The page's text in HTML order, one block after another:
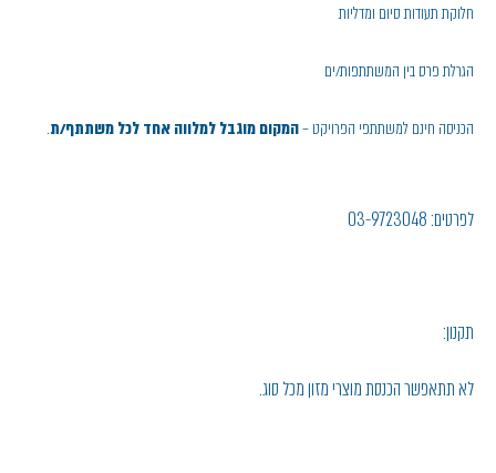
חלוקת תעודות סיום ומדליות
הגרלת פרס בין המשתתפות/ים
הכניסה חינם למשתתפי הפרויקט –המקום מוגבל למלווה אחד לכל משתתף/ת.
לפרטים: 03-9723048
תקנון:
לא תתאפשר הכנסת מוצרי מזון מכל סוג.